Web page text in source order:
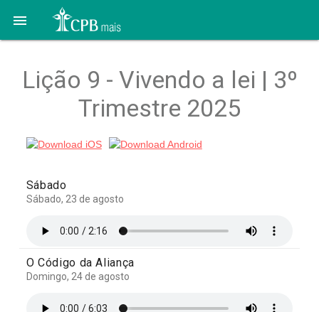

Lição 9 - Vivendo a lei | 3º
Trimestre 2025
Sábado
Sábado, 23 de agosto
O Código da Aliança
Domingo, 24 de agosto